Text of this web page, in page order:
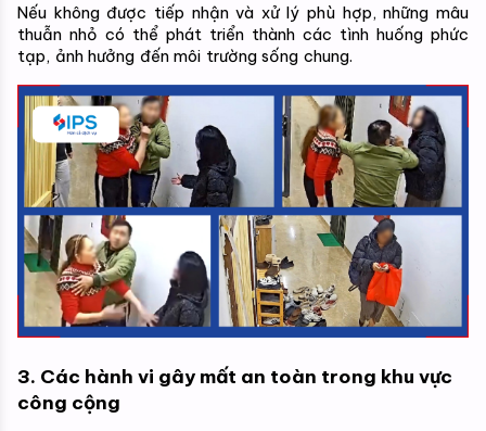
Nếu không được tiếp nhận và xử lý phù hợp, những mâu
thuẫn nhỏ có thể phát triển thành các tình huống phức
tạp, ảnh hưởng đến môi trường sống chung.
3. Các hành vi gây mất an toàn trong khu vực
công cộng